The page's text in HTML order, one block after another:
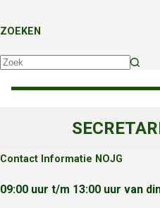
ZOEKEN
Contact Informatie NOJG
09:00 uur t/m 13:00 uur van